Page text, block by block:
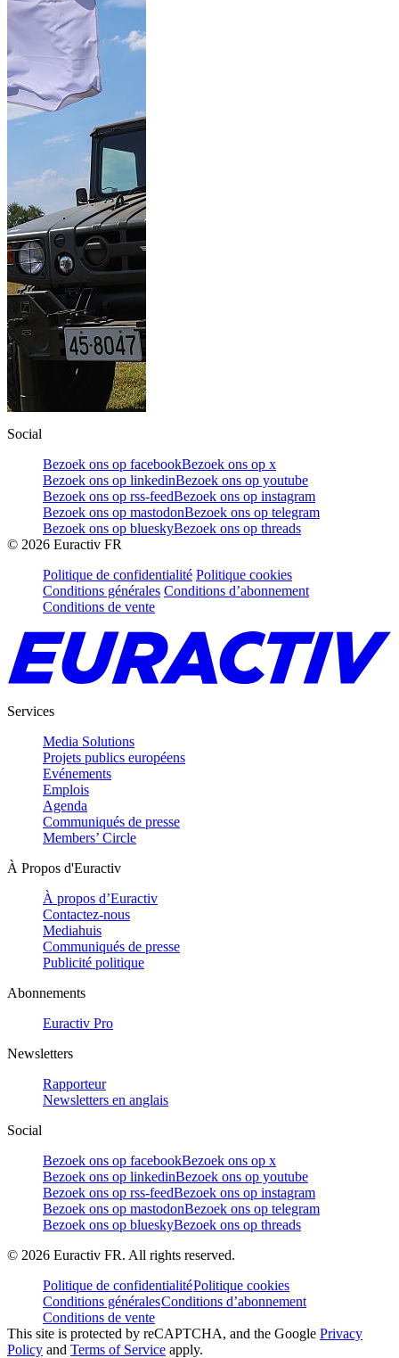
Social
Bezoek ons op facebookBezoek ons op x
Bezoek ons op linkedinBezoek ons op youtube
Bezoek ons op rss-feedBezoek ons op instagram
Bezoek ons op mastodonBezoek ons op telegram
Bezoek ons op blueskyBezoek ons op threads
© 2026 Euractiv FR
Politique de confidentialité Politique cookies
Conditions générales Conditions d’abonnement
Conditions de vente
Services
Media Solutions
Projets publics européens
Evénements
Emplois
Agenda
Communiqués de presse
Members’ Circle
À Propos d'Euractiv
À propos d’Euractiv
Contactez-nous
Mediahuis
Communiqués de presse
Publicité politique
Abonnements
Euractiv Pro
Newsletters
Rapporteur
Newsletters en anglais
Social
Bezoek ons op facebookBezoek ons op x
Bezoek ons op linkedinBezoek ons op youtube
Bezoek ons op rss-feedBezoek ons op instagram
Bezoek ons op mastodonBezoek ons op telegram
Bezoek ons op blueskyBezoek ons op threads
© 2026 Euractiv FR. All rights reserved.
Politique de confidentialitéPolitique cookies
Conditions généralesConditions d’abonnement
Conditions de vente
This site is protected by reCAPTCHA, and the Google Privacy
Policy and Terms of Service apply.